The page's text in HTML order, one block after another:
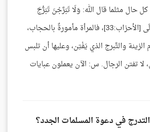
حال مثلما قال الله: وَلَا تَبَرَّجْنَ تَبَرُّجَ
الْجَاهِلِيَّةِ الْأُولَى [الأحزاب:33]، فالمرأة مأمورةٌ بالحجاب،
والتَّبرج الذي يَفْتِن، وعليها أن تلبس
لا تفتن الرجال. س: الآن يعملون عبايات
في دعوة المسلمات الجدد؟